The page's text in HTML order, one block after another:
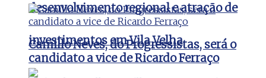
desenvolvimento regional e atração de
investimentos em Vila Velha
Camillo Neves, do Progressistas, será o
candidato a vice de Ricardo Ferraço